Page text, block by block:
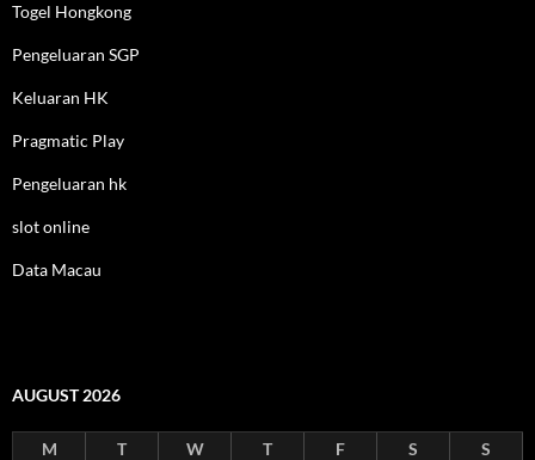
Togel Hongkong
Pengeluaran SGP
Keluaran HK
Pragmatic Play
Pengeluaran hk
slot online
Data Macau
AUGUST 2026
M T W T F S
S